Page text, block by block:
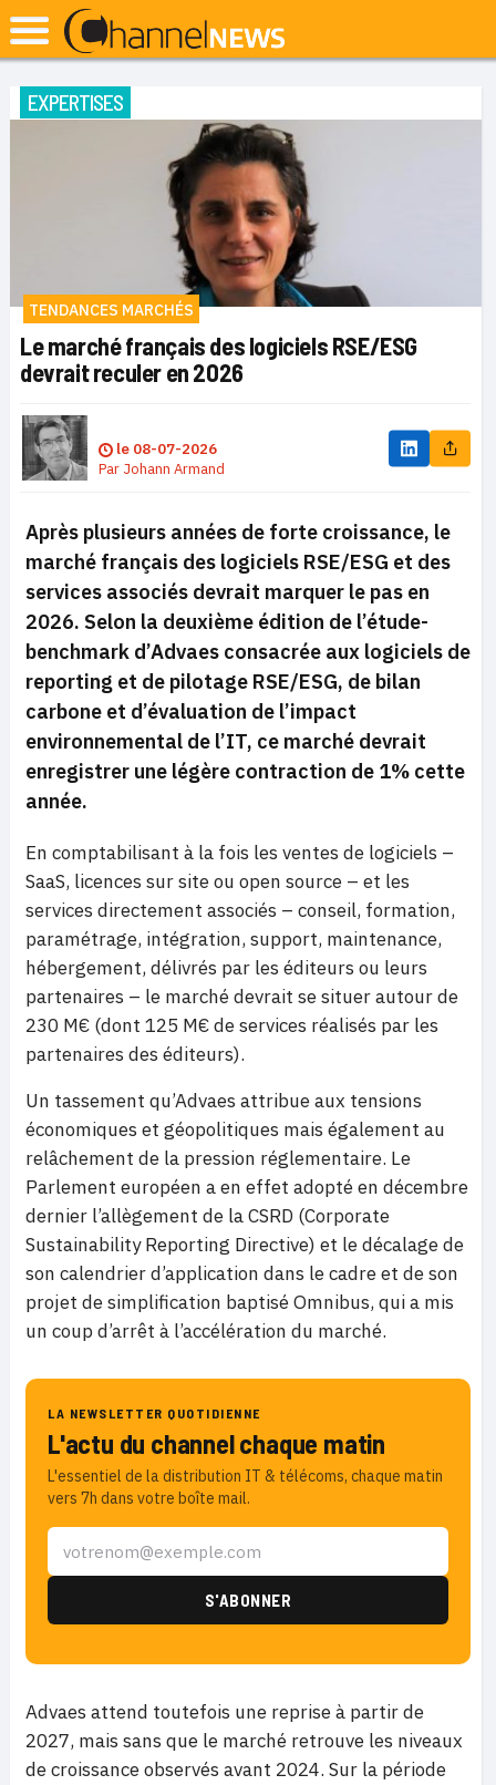
EXPERTISES
TENDANCES MARCHÉS
Le marché français des logiciels RSE/ESG
devrait reculer en 2026
le 08-07-2026
Par Johann Armand
Après plusieurs années de forte croissance, le
marché français des logiciels RSE/ESG et des
services associés devrait marquer le pas en
2026. Selon la deuxième édition de l’étude-
benchmark d’Advaes consacrée aux logiciels de
reporting et de pilotage RSE/ESG, de bilan
carbone et d’évaluation de l’impact
environnemental de l’IT, ce marché devrait
enregistrer une légère contraction de 1% cette
année.
En comptabilisant à la fois les ventes de logiciels –
SaaS, licences sur site ou open source – et les
services directement associés – conseil, formation,
paramétrage, intégration, support, maintenance,
hébergement, délivrés par les éditeurs ou leurs
partenaires – le marché devrait se situer autour de
230 M€ (dont 125 M€ de services réalisés par les
partenaires des éditeurs).
Un tassement qu’Advaes attribue aux tensions
économiques et géopolitiques mais également au
relâchement de la pression réglementaire. Le
Parlement européen a en effet adopté en décembre
dernier l’allègement de la CSRD (Corporate
Sustainability Reporting Directive) et le décalage de
son calendrier d’application dans le cadre et de son
projet de simplification baptisé Omnibus, qui a mis
un coup d’arrêt à l’accélération du marché.
LA NEWSLETTER QUOTIDIENNE
L'actu du channel chaque matin
L'essentiel de la distribution IT & télécoms, chaque matin
vers 7h dans votre boîte mail.
Advaes attend toutefois une reprise à partir de
2027, mais sans que le marché retrouve les niveaux
de croissance observés avant 2024. Sur la période